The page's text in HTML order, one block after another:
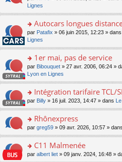
nt
s
ré
c
nt
n
o
n
le
s
ré
e
s
e
n
o
n
lu
pl
ré
c
e
m
e
s
s
a
n
o
n
lu
le
u
ré
c
e
s
er
le
m
e
s
s
a
n
o
n
lu
pl
s
ré
Lignes
o
s
er
le
m
e
s
s
e
n
o
n
le
Autocars longues
par Patafix » 06 juin 2015, 12:23 » dans
Lignes
o
s
er
le
m
e
s
g
e
1er mai, pas de service
par Bibouquet » 27 avr. 2006, 06:24 »
Lyon en Lignes
o
n
ult
er
le
m
e
Intégration tarifaire TCL/
par Billy » 16 juil. 2023, 14:47 » dans
o
n
ult
er
Rhônexpress
par greg59 » 09 avr. 2026, 10:57 » dans
o
C11 Malmenée
par albert liet » 09 janv. 2024, 16:48 »